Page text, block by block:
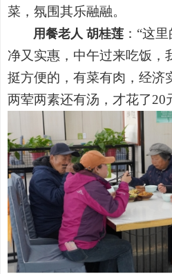
菜，氛围其乐融融。
用餐老人 胡桂莲 ：“这
净又实惠，中午过来吃饭，
挺方便的，有菜有肉，经济
两荤两素还有汤，才花了20